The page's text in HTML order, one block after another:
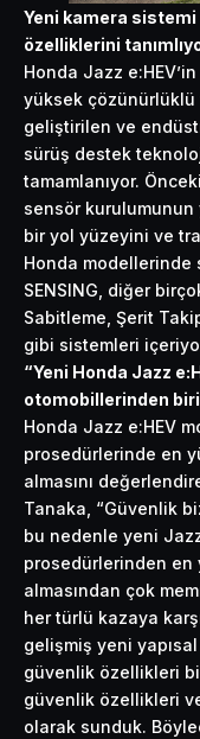
Yeni kamera
özelliklerini
Honda Jazz
yüksek çözünürlüklü
geliştirilen ve
sürüş destek
tamamlanıyor.
sensör
bir yol yüzeyini ve
Honda modellerinde
SENSING, diğer
Sabitleme, Şerit
gibi sistemleri
“Yeni Honda Jazz
otomobillerinden
Honda Jazz e:HEV
prosedürlerinde en
almasını
Tanaka, “Güvenlik
bu nedenle yeni
prosedürlerinden en
almasından çok
her türlü kazaya
gelişmiş yeni
güvenlik özellikleri
güvenlik özellikleri
olarak sunduk.